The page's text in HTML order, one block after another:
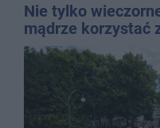
Nie tylko
mądrze korzystać
bieżąco, ale nie
chaosie?